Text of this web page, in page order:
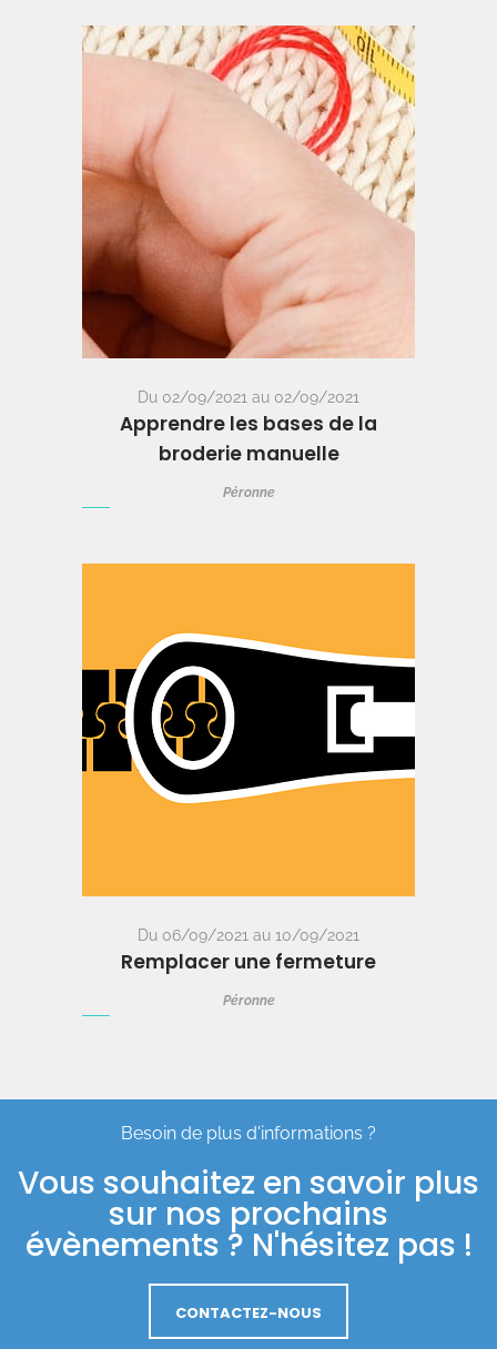
Du 02/09/2021 au 02/09/2021
Apprendre les bases de la
broderie manuelle
Péronne
Du 06/09/2021 au 10/09/2021
Remplacer une fermeture
Péronne
Besoin de plus d'informations ?
Vous souhaitez en savoir plus
sur nos prochains
évènements ? N'hésitez pas !
CONTACTEZ-NOUS